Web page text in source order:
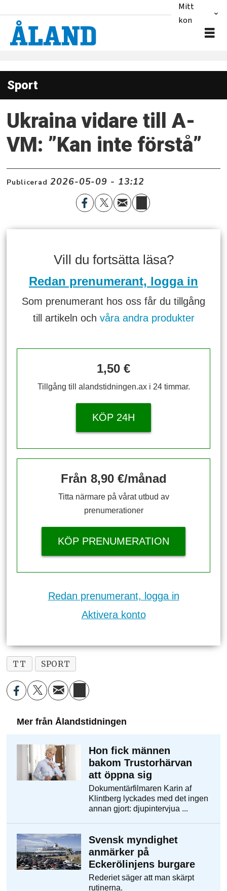
Mitt
konto
Sport
Ukraina vidare till A-
VM: ”Kan inte förstå”
Publicerad 2026-05-09 - 13:12
Vill du fortsätta läsa?
Redan prenumerant, logga in
Som prenumerant hos oss får du tillgång
till artikeln och våra andra produkter
1,50 €
Tillgång till alandstidningen.ax i 24 timmar.
KÖP 24H
Från 8,90 €/månad
Titta närmare på vårat utbud av
prenumerationer
KÖP PRENUMERATION
Redan prenumerant, logga in
Aktivera konto
TT SPORT